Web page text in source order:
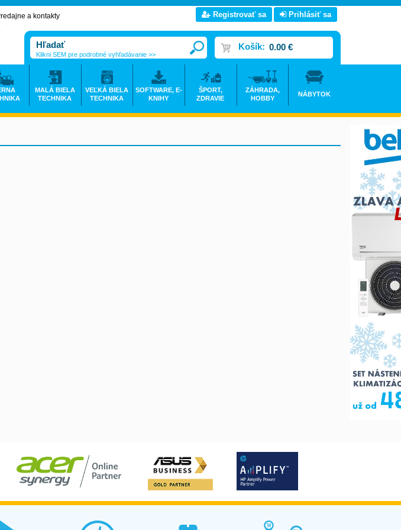
a kontakty
Registrovať sa Prihlásiť sa
Košík: 0.00 €
Klikni SEM pre podrobné vyhľadávanie >>
MALÁ BIELA
TECHNIKA
VEĽKÁ BIELA
TECHNIKA
SOFTWARE, E-
KNIHY
ŠPORT,
ZDRAVIE
ZÁHRADA,
HOBBY
NÁBYTOK